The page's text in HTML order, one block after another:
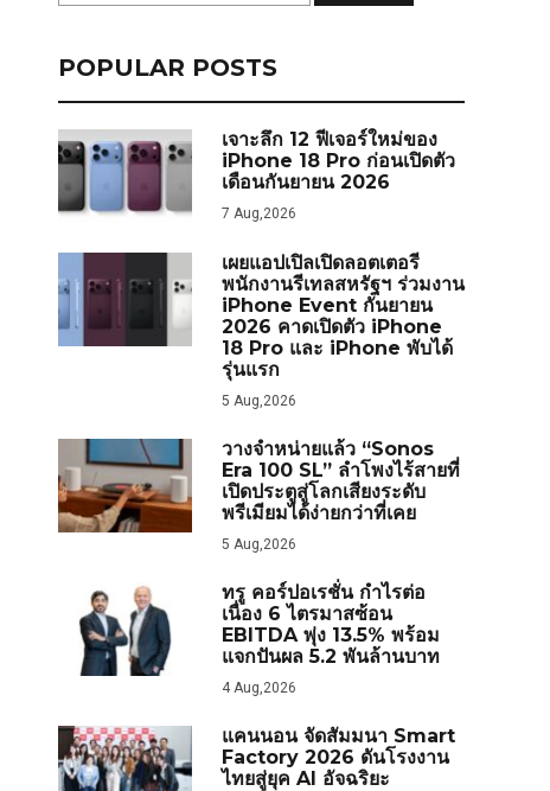
POPULAR POSTS
เจาะลึก 12 ฟีเจอร์ใหม่ของ
iPhone 18 Pro ก่อนเปิดตัว
เดือนกันยายน 2026
7 Aug,2026
เผยแอปเปิลเปิดลอตเตอรี
พนักงานรีเทลสหรัฐฯ ร่วมงาน
iPhone Event กันยายน
2026 คาดเปิดตัว iPhone
18 Pro และ iPhone พับได้
รุ่นแรก
5 Aug,2026
วางจำหน่ายแล้ว “Sonos
Era 100 SL” ลำโพงไร้สายที่
เปิดประตูสู่โลกเสียงระดับ
พรีเมียมได้ง่ายกว่าที่เคย
5 Aug,2026
ทรู คอร์ปอเรชั่น กำไรต่อ
เนื่อง 6 ไตรมาสซ้อน
EBITDA พุ่ง 13.5% พร้อม
แจกปันผล 5.2 พันล้านบาท
4 Aug,2026
แคนนอน จัดสัมมนา Smart
Factory 2026 ดันโรงงาน
ไทยสู่ยุค AI อัจฉริยะ